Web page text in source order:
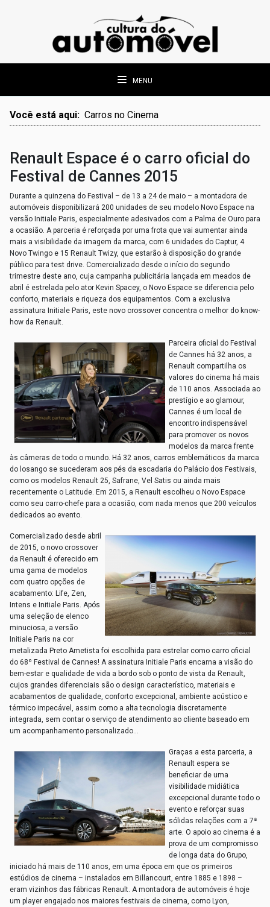
MENU
Você está aqui: Carros no Cinema
Renault Espace é o carro oficial do
Festival de Cannes 2015
Durante a quinzena do Festival – de 13 a 24 de maio – a montadora de
automóveis disponibilizará 200 unidades de seu modelo Novo Espace na
versão Initiale Paris, especialmente adesivados com a Palma de Ouro para
a ocasião. A parceria é reforçada por uma frota que vai aumentar ainda
mais a visibilidade da imagem da marca, com 6 unidades do Captur, 4
Novo Twingo e 15 Renault Twizy, que estarão à disposição do grande
público para test drive. Comercializado desde o início do segundo
trimestre deste ano, cuja campanha publicitária lançada em meados de
abril é estrelada pelo ator Kevin Spacey, o Novo Espace se diferencia pelo
conforto, materiais e riqueza dos equipamentos. Com a exclusiva
assinatura Initiale Paris, este novo crossover concentra o melhor do know-
how da Renault.
Parceira oficial do Festival
de Cannes há 32 anos, a
Renault compartilha os
valores do cinema há mais
de 110 anos. Associada ao
prestígio e ao glamour,
Cannes é um local de
encontro indispensável
para promover os novos
modelos da marca frente
às câmeras de todo o mundo. Há 32 anos, carros emblemáticos da marca
do losango se sucederam aos pés da escadaria do Palácio dos Festivais,
como os modelos Renault 25, Safrane, Vel Satis ou ainda mais
recentemente o Latitude. Em 2015, a Renault escolheu o Novo Espace
como seu carro-chefe para a ocasião, com nada menos que 200 veículos
dedicados ao evento.
Comercializado desde abril
de 2015, o novo crossover
da Renault é oferecido em
uma gama de modelos
com quatro opções de
acabamento: Life, Zen,
Intens e Initiale Paris. Após
uma seleção de elenco
minuciosa, a versão
Initiale Paris na cor
metalizada Preto Ametista foi escolhida para estrelar como carro oficial
do 68º Festival de Cannes! A assinatura Initiale Paris encarna a visão do
bem-estar e qualidade de vida a bordo sob o ponto de vista da Renault,
cujos grandes diferenciais são o design característico, materiais e
acabamentos de qualidade, conforto excepcional, ambiente acústico e
térmico impecável, assim como a alta tecnologia discretamente
integrada, sem contar o serviço de atendimento ao cliente baseado em
um acompanhamento personalizado…
Graças a esta parceria, a
Renault espera se
beneficiar de uma
visibilidade midiática
excepcional durante todo o
evento e reforçar suas
sólidas relações com a 7ª
arte. O apoio ao cinema é a
prova de um compromisso
de longa data do Grupo,
iniciado há mais de 110 anos, em uma época em que os primeiros
estúdios de cinema – instalados em Billancourt, entre 1885 e 1898 –
eram vizinhos das fábricas Renault. A montadora de automóveis é hoje
um player engajado nos maiores festivais de cinema, como Lyon,